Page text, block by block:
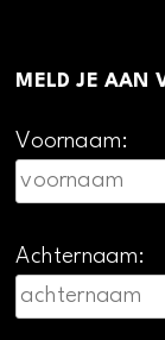
MELD JE AAN
Voornaam:
Achternaam: